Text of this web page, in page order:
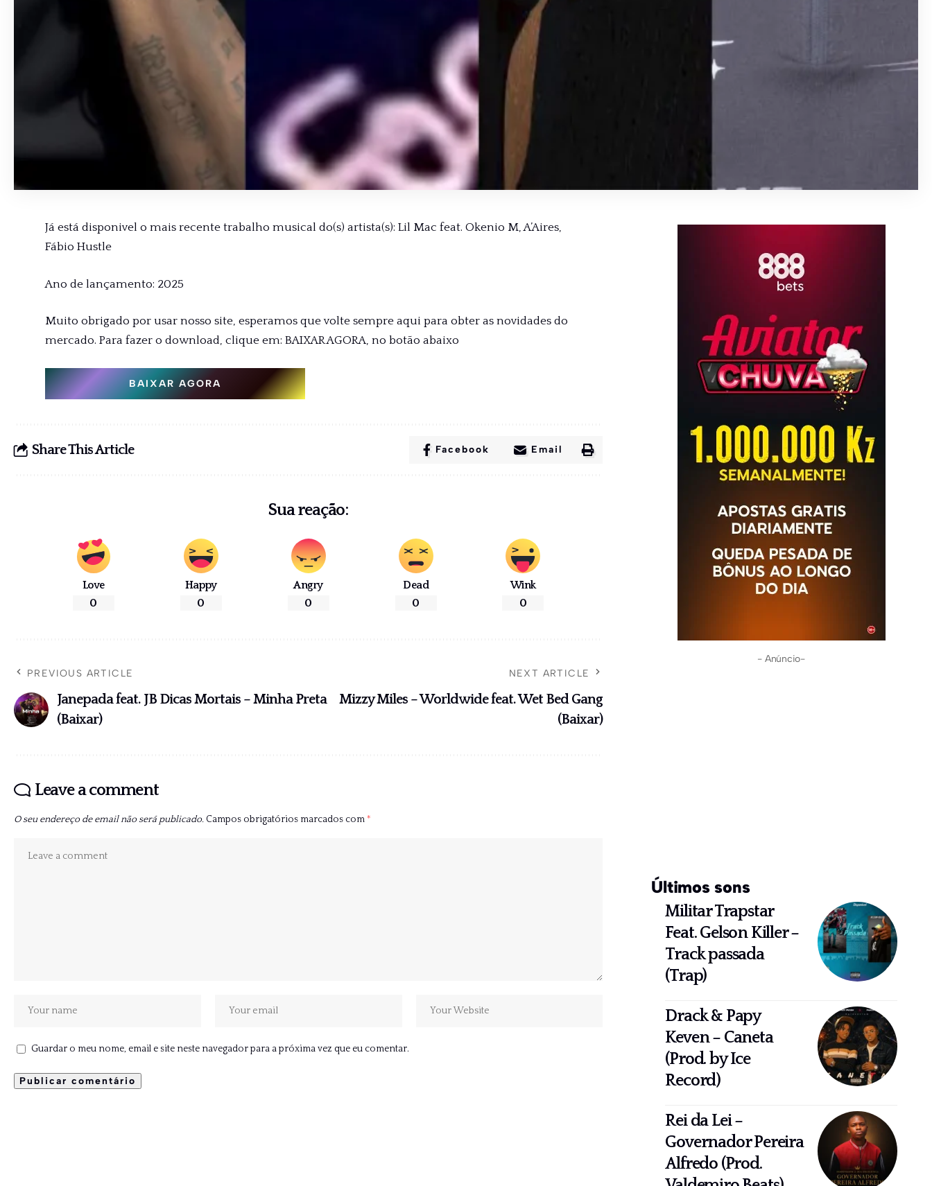
Já está disponivel o mais recente trabalho musical do(s) artista(s): Lil Mac feat. Okenio M, A’Aires,
Fábio Hustle
Ano de lançamento: 2025
Muito obrigado por usar nosso site, esperamos que volte sempre aqui para obter as novidades do
mercado. Para fazer o download, clique em: BAIXAR AGORA, no botão abaixo
BAIXAR AGORA
Share This Article Facebook Email
Sua reação:
Love
0
Happy
0
Angry
0
Dead
0
Wink
0
PREVIOUS ARTICLE
Janepada feat. JB Dicas Mortais – Minha Preta
(Baixar)
NEXT ARTICLE
Mizzy Miles – Worldwide feat. Wet Bed Gang
(Baixar)
Leave a comment
O seu endereço de email não será publicado. Campos obrigatórios marcados com*
Guardar o meu nome, email e site neste navegador para a próxima vez que eu comentar.
- Anúncio-
Últimos sons
Militar Trapstar
Feat. Gelson Killer –
Track passada
(Trap)
Drack & Papy
Keven – Caneta
(Prod. by Ice
Record)
Rei da Lei –
Governador Pereira
Alfredo (Prod.